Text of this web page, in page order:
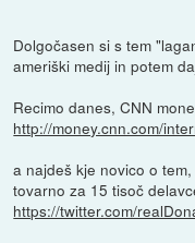
Dolgočasen si s tem
ameriški medij in potem
Recimo danes, CNN
http://money.cnn.com/
a najdeš kje novico o
tovarno za 15 tisoč
https://twitter.com/